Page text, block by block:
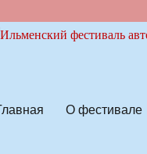
О фестивале